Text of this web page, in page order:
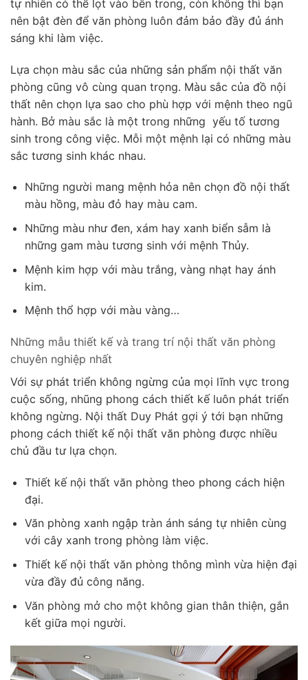
tự nhiên có thể lọt vào bên trong, còn không thì bạn
nên bật đèn để văn phòng luôn đảm bảo đầy đủ ánh
sáng khi làm việc.
Lựa chọn màu sắc của những sản phẩm nội thất văn
phòng cũng vô cùng quan trọng. Màu sắc của đồ nội
thất nên chọn lựa sao cho phù hợp với mệnh theo ngũ
hành. Bở màu sắc là một trong những yếu tố tương
sinh trong công việc. Mỗi một mệnh lại có những màu
sắc tương sinh khác nhau.
Những người mang mệnh hỏa nên chọn đồ nội thất
màu hồng, màu đỏ hay màu cam.
Những màu như đen, xám hay xanh biển sẫm là
những gam màu tương sinh với mệnh Thủy.
Mệnh kim hợp với màu trắng, vàng nhạt hay ánh
kim.
Mệnh thổ hợp với màu vàng…
Những mẫu thiết kế và trang trí nội thất văn phòng
chuyên nghiệp nhất
Với sự phát triển không ngừng của mọi lĩnh vực trong
cuộc sống, nhũng phong cách thiết kế luôn phát triển
không ngừng. Nội thất Duy Phát gợi ý tới bạn những
phong cách thiết kế nội thất văn phòng được nhiều
chủ đầu tư lựa chọn.
Thiết kế nội thất văn phòng theo phong cách hiện
đại.
Văn phòng xanh ngập tràn ánh sáng tự nhiên cùng
với cây xanh trong phòng làm việc.
Thiết kế nội thất văn phòng thông mình vừa hiện đại
vừa đầy đủ công năng.
Văn phòng mở cho một không gian thân thiện, gắn
kết giữa mọi người.